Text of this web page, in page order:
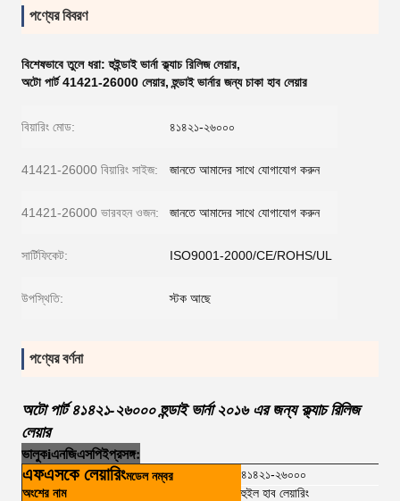
পণ্যের বিবরণ
বিশেষভাবে তুলে ধরা:হুইন্ডাই ভার্না ক্ল্যাচ রিলিজ লেয়ার,
অটো পার্ট 41421-26000 লেয়ার,হুন্ডাই ভার্নার জন্য চাকা হাব লেয়ার
বিয়ারিং মোড: ৪১৪২১-২৬০০০
41421-26000 বিয়ারিং সাইজ: জানতে আমাদের সাথে যোগাযোগ করুন
41421-26000 ভারবহন ওজন: জানতে আমাদের সাথে যোগাযোগ করুন
সার্টিফিকেট: ISO9001-2000/CE/ROHS/UL
উপস্থিতি: স্টক আছে
পণ্যের বর্ণনা
অটো পার্ট ৪১৪২১-২৬০০০ হুন্ডাই ভার্না ২০১৬ এর জন্য ক্ল্যাচ রিলিজ
লেয়ার
ভালুকiএনজিএসপিইপ্রসঙ্গ:
এফএসকে লেয়ারিংমডেল নম্বর
৪১৪২১-২৬০০০
অংশের নাম
হুইল হাব লেয়ারিং